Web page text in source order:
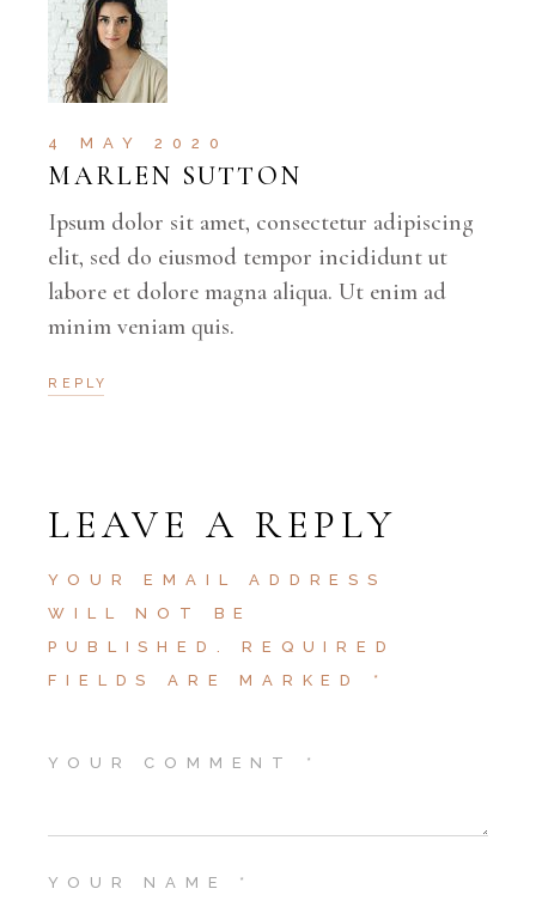
4 MAY 2020
MARLEN SUTTON
Ipsum dolor sit amet, consectetur adipiscing
elit, sed do eiusmod tempor incididunt ut
labore et dolore magna aliqua. Ut enim ad
minim veniam quis.
REPLY
LEAVE A REPLY
YOUR EMAIL ADDRESS
WILL NOT BE
PUBLISHED.
REQUIRED
FIELDS ARE MARKED *